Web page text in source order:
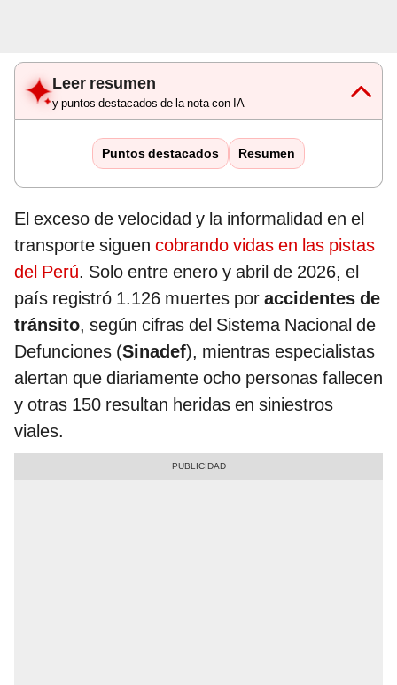
Leer resumen
y puntos destacados de la nota con IA
Puntos destacados Resumen
El exceso de velocidad y la informalidad en el
transporte siguen cobrando vidas en las pistas
del Perú. Solo entre enero y abril de 2026, el
país registró 1.126 muertes por accidentes de
tránsito, según cifras del Sistema Nacional de
Defunciones (Sinadef), mientras especialistas
alertan que diariamente ocho personas fallecen
y otras 150 resultan heridas en siniestros
viales.